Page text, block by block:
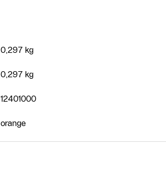
0,297 kg
0,297 kg
12401000
orange